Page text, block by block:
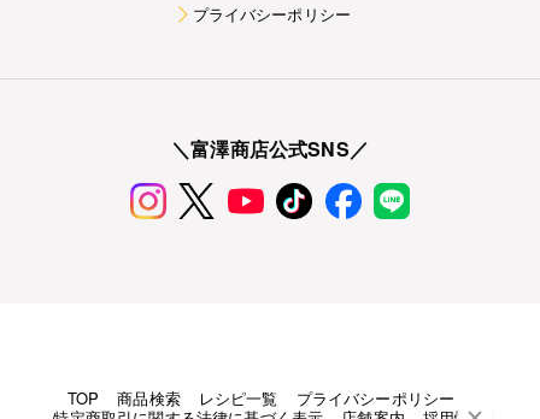
プライバシーポリシー
＼富澤商店公式SNS／
TOP 商品検索 レシピ一覧
プライバシーポリシー